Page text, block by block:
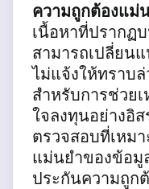
ความถูกต้องแม่
เนื้อหาที่ปรากฏ
สามารถเปลี่ยน
ไม่แจ้งให้ทราบ
สำหรับการช่วย
ใจลงทุนอย่างอิส
ตรวจสอบที่เหม
แม่นยำของข้อมู
ประกันความถูก